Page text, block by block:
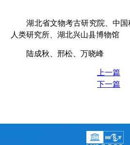
湖北省文物考古研究院、中
人类研究所、湖北兴山县博物馆
陆成秋、邢松、万晓峰
上一篇
下一篇